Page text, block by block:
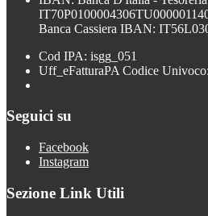
Banca Cassiera IBAN:
Cod IPA: isgg_051
Uff_eFatturaPA Codice
Seguici su
Facebook
Instagram
Sezione Link Utili